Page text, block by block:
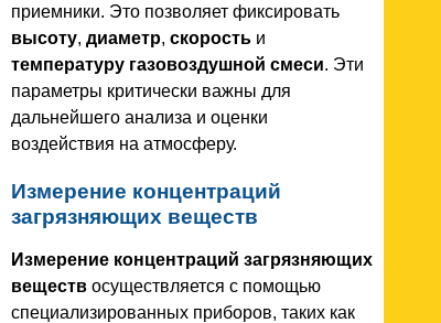
приемники. Это позволяет фиксировать
высоту, диаметр, скорость и
температуру газовоздушной смеси. Эти
параметры критически важны для
дальнейшего анализа и оценки
воздействия на атмосферу.
Измерение концентраций
загрязняющих веществ
Измерение концентраций загрязняющих
веществ осуществляется с помощью
специализированных приборов, таких как